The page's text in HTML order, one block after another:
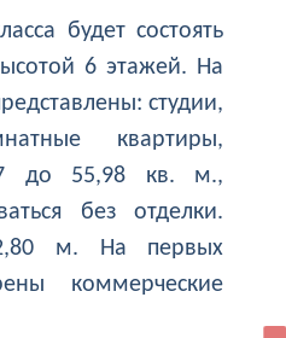
будет состоять
6 этажей. На
студии,
квартиры,
до 55,98 кв. м.,
без отделки.
м. На первых
коммерческие